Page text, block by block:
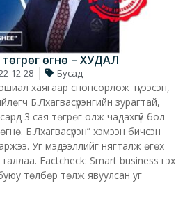
өгнө – ХУДАЛ
12-28 Бусад
хаягаар спонсорлож түгээсэн,
Б.Лхагвасүрэнгийн зурагтай,
3 сая төгрөг олж чадахгүй бол
Б.Лхагвасүрэн” хэмээн бичсэн
Уг мэдээллийг нягталж өгөх
Factcheck: Smart business гэх
төлбөр төлж явуулсан уг